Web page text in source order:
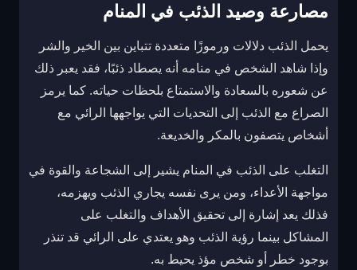
مصارعة وصيد الذئب في المنام
يحمل الذئب دلالات ورموزًا متعددة تتباين بين الخير والشر
وإذا شاهد الشخص في منامه أنه يصطاد ذئبًا، فقد يعبر ذلك
عن شعوره بالسعادة والاستمتاع بلحظات حياته. كما يرمز
الصراع مع الذئب إلى التحديات التي يواجهها الرائي مع
أشخاص يتصفون بالمكر والخديعة.
التغلب على الذئب في المنام يشير إلى الشجاعة والقوة في
مواجهة الأعداء، ومن يرى نفسه يجاري الذئب ويهزمه،
فذلك يعد إشارة إلى تحقيق الأهداف والتغلب على
المشاكل بينما رؤية الذئب وهو يعتدي على الرائي قد تنذر
بوجود خطر أو شخص مؤذ يحيط به.